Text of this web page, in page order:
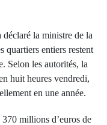
la ministre de la
quartiers entiers restent
Selon les autorités, la
huit heures vendredi,
en une année.
millions d’euros de